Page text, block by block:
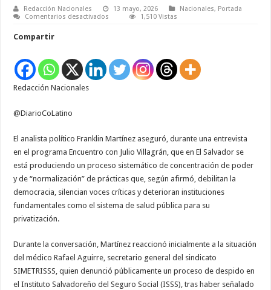
Redacción Nacionales 13 mayo, 2026 Nacionales, Portada
Comentarios desactivados
de
abusos
y
1,510 Vistas
Compartir
Redacción Nacionales
@DiarioCoLatino
El analista político Franklin Martínez aseguró, durante una entrevista
en el programa Encuentro con Julio Villagrán, que en El Salvador se
está produciendo un proceso sistemático de concentración de poder
y de “normalización” de prácticas que, según afirmó, debilitan la
democracia, silencian voces críticas y deterioran instituciones
fundamentales como el sistema de salud pública para su
privatización.
Durante la conversación, Martínez reaccionó inicialmente a la situación
del médico Rafael Aguirre, secretario general del sindicato
SIMETRISSS, quien denunció públicamente un proceso de despido en
el Instituto Salvadoreño del Seguro Social (ISSS), tras haber señalado